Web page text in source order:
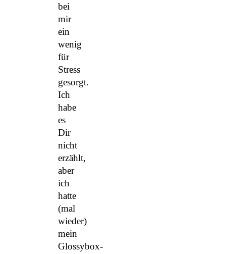
bei
mir
ein
wenig
für
Stress
gesorgt.
Ich
habe
es
Dir
nicht
erzählt,
aber
ich
hatte
(mal
wieder)
mein
Glossybox-